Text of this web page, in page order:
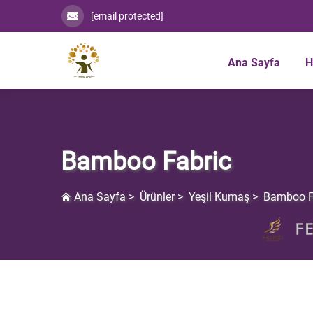
[email protected]
Ana Sayfa
Bamboo Fabric
Ana Sayfa > Ürünler> Yeşil Kumaş > Bamboo